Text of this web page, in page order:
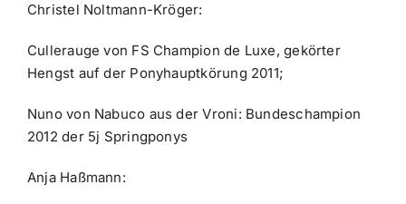
Christel Noltmann-Kröger:
Cullerauge von FS Champion de Luxe, gekörter
Hengst auf der Ponyhauptkörung 2011;
Nuno von Nabuco aus der Vroni: Bundeschampion
2012 der 5j Springponys
Anja Haßmann: